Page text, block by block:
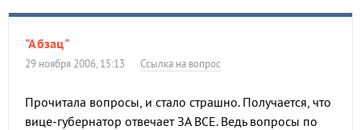
"Абзац"
29 ноября 2006, 15:13 Ссылка на вопрос
Прочитала вопросы, и стало страшно. Получается, что
вице-губернатор отвечает ЗА ВСЕ. Ведь вопросы по